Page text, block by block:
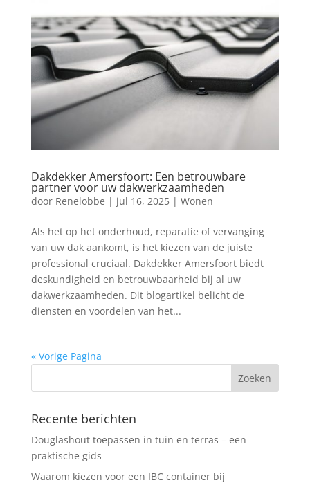
Dakdekker Amersfoort: Een betrouwbare
partner voor uw dakwerkzaamheden
door Renelobbe | jul 16, 2025| Wonen
Als het op het onderhoud, reparatie of vervanging
van uw dak aankomt, is het kiezen van de juiste
professional cruciaal. Dakdekker Amersfoort biedt
deskundigheid en betrouwbaarheid bij al uw
dakwerkzaamheden. Dit blogartikel belicht de
diensten en voordelen van het...
« Vorige Pagina
Recente berichten
Douglashout toepassen in tuin en terras – een
praktische gids
Waarom kiezen voor een IBC container bij